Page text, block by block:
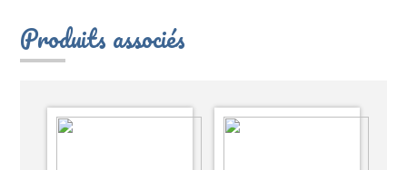
Produits associés